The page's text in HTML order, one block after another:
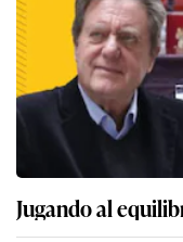
Jugando al